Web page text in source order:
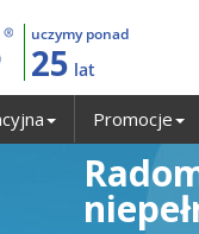
uczymy ponad
25 lat
Promocje